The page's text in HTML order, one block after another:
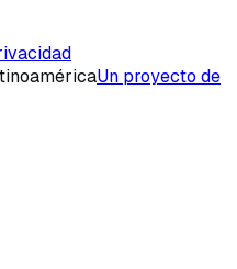
Un proyecto de